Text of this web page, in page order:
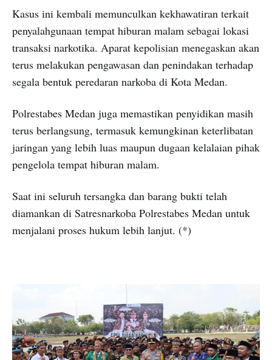
Kasus ini kembali memunculkan kekhawatiran terkait
penyalahgunaan tempat hiburan malam sebagai lokasi
transaksi narkotika. Aparat kepolisian menegaskan akan
terus melakukan pengawasan dan penindakan terhadap
segala bentuk peredaran narkoba di Kota Medan.
Polrestabes Medan juga memastikan penyidikan masih
terus berlangsung, termasuk kemungkinan keterlibatan
jaringan yang lebih luas maupun dugaan kelalaian pihak
pengelola tempat hiburan malam.
Saat ini seluruh tersangka dan barang bukti telah
diamankan di Satresnarkoba Polrestabes Medan untuk
menjalani proses hukum lebih lanjut. (*)